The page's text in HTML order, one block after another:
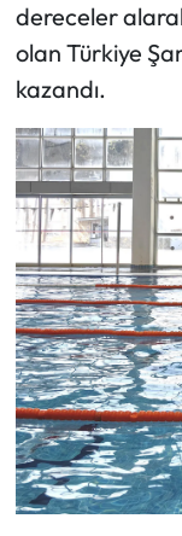
dereceler
olan Türkiye
kazandı.